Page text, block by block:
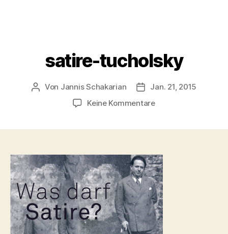
satire-tucholsky
Beitragsautor
Von Jannis Schakarian
Jan. 21, 2015
Keine Kommentarezu